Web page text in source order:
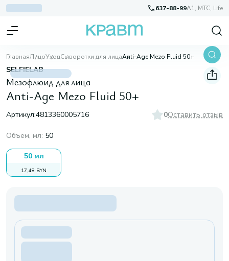
637-88-99A1, МТС, Life
ГлавнаяЛицоУходСыворотки для лицаAnti-Age Mezo Fluid 50+
SELFIELAB
Мезофлюид для лица
Anti-Age Mezo Fluid 50+
Артикул:4813360005716 0Оставить отзыв
Объем, мл: 50
50 мл
17,48 BYN